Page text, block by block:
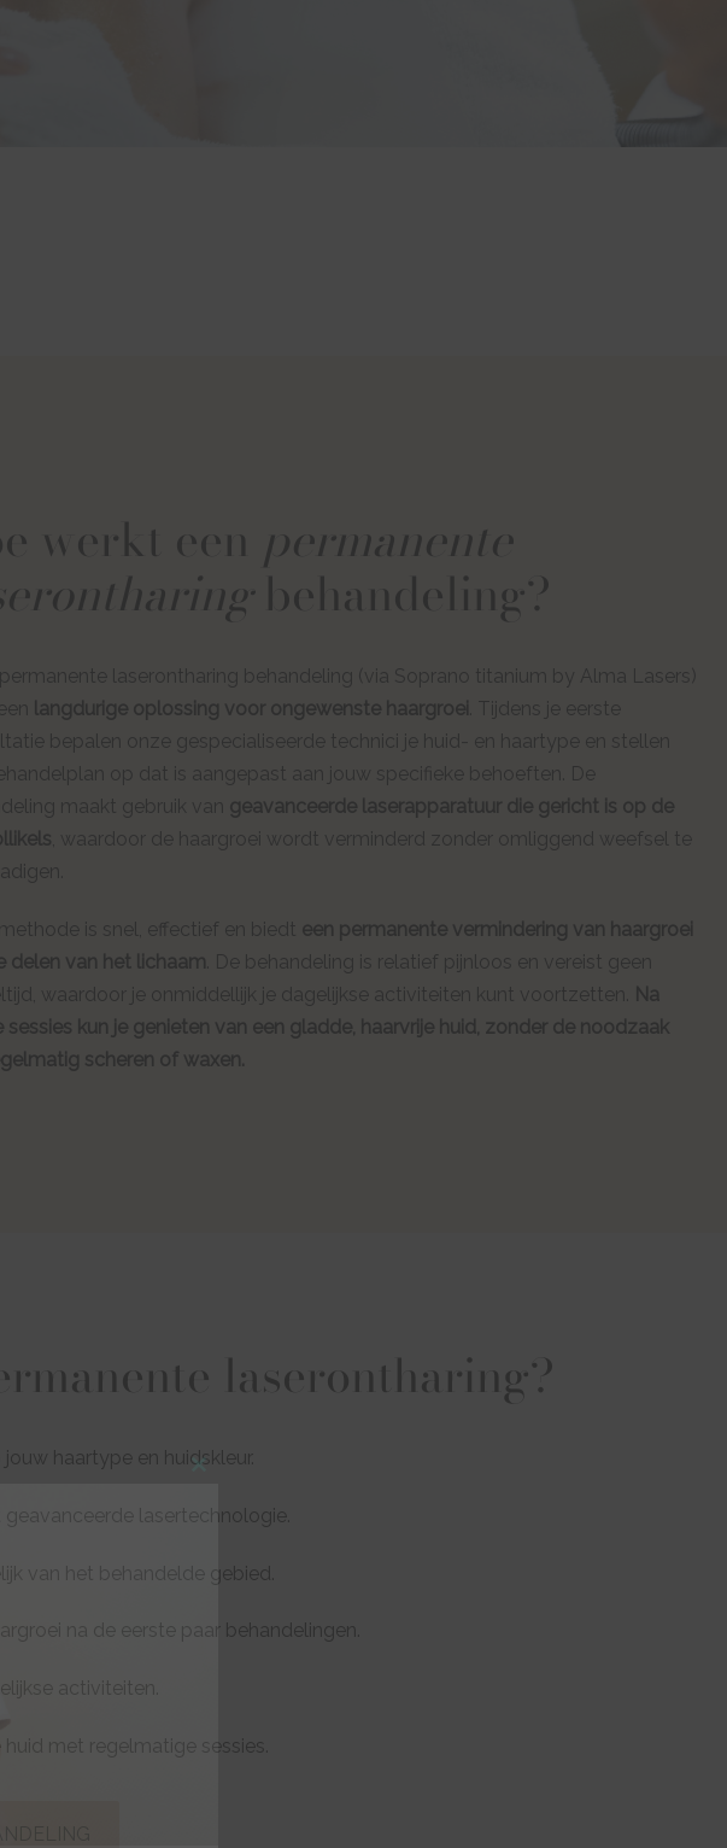
werkt een permanente
behandeling?
laserontharing behandeling (via Soprano titanium by Alma Lasers)
langdurige oplossing voor ongewenste haargroei . Tijdens je eerste
bepalen onze gespecialiseerde technici je huid- en haartype en stellen
op dat is aangepast aan jouw specifieke behoeften. De
maakt gebruik van geavanceerde laserapparatuur die gericht is op de
, waardoor de haargroei wordt verminderd zonder omliggend weefsel te
is snel, effectief en biedt een permanente vermindering van haargroei
delen van het lichaam . De behandeling is relatief pijnloos en vereist geen
waardoor je onmiddellijk je dagelijkse activiteiten kunt voortzetten.
Na
sessies kun je genieten van een gladde, haarvrije huid, zonder de noodzaak
scheren of waxen.
laserontharing?
haartype en huidskleur.
lasertechnologie.
van het behandelde gebied.
na de eerste paar behandelingen.
activiteiten.
met regelmatige sessies.
this